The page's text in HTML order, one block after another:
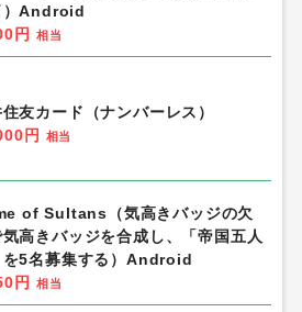
）Android
円
相当
友カード（ナンバーレス）
円
相当
of Sultans（気高きバッジの欠
気高きバッジを合成し、「帝国五人
を5名募集する）Android
円
相当